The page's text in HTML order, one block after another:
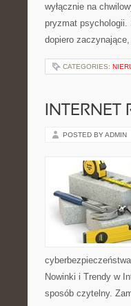
wyłącznie na
pryzmat psychologii.
dopiero
CATEGORIES:
POSTED BY ADMIN
Nowinki i Trendy w
sposób czytelny.